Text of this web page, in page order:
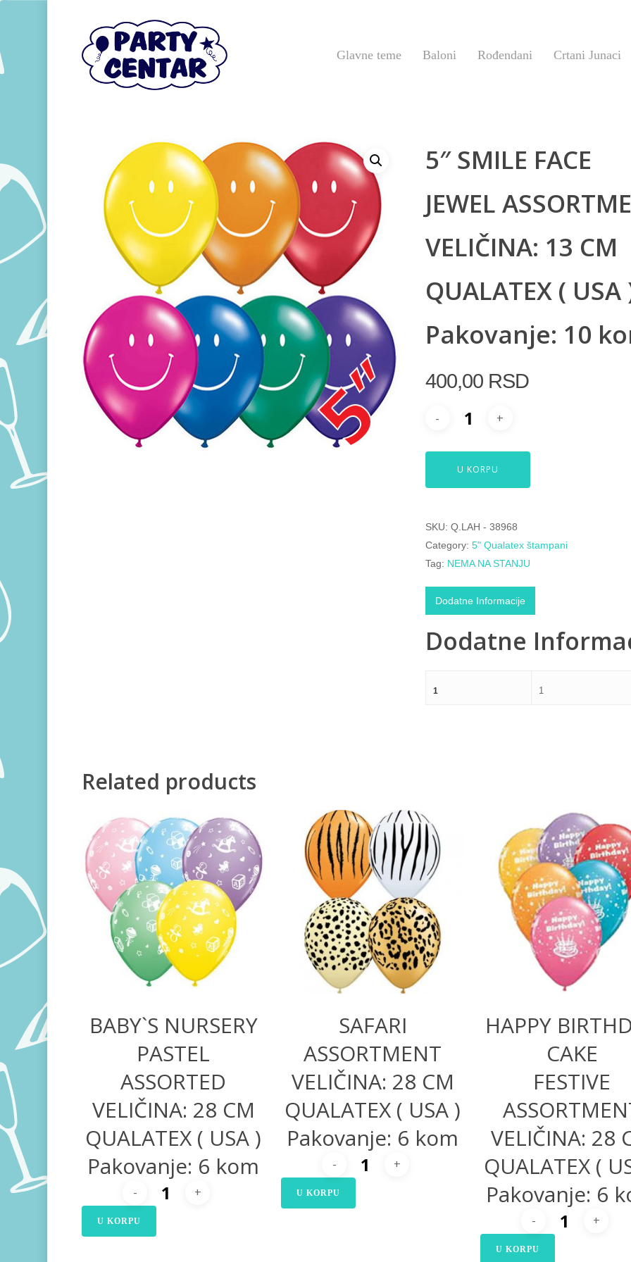
Hit enter to search or ESC to close
Glavne teme Baloni Rođendani Crtani Junaci
5″ SMILE FACE
JEWEL
VELIČINA: 13 CM
QUALATEX ( USA
Pakovanje: 10
400,00 RSD
U KORPU
SKU: Q.LAH - 38968
Category: 5" Qualatex štampani
Tag: NEMA NA STANJU
Dodatne Informacije
Dodatne
1 1
Related products
360,00RSD
BABY`S NURSERY
PASTEL
ASSORTED
VELIČINA: 28 CM
QUALATEX ( USA )
Pakovanje: 6 kom
U KORPU
360,00 RSD
SAFARI
ASSORTMENT
VELIČINA: 28 CM
QUALATEX ( USA )
Pakovanje: 6 kom
U KORPU
360,00RSD
HAPPY
CAKE
FESTIVE
VELIČINA: 28
QUALATEX (
Pakovanje: 6
U KORPU